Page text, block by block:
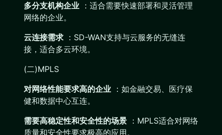
多分支机构企业 ：适合需要快速部署和灵活管理
网络的企业。
云连接需求 ：SD-WAN支持与云服务的无缝连
接，适合多云环境。
(二)MPLS
对网络性能要求高的企业 ：如金融交易、医疗保
健和数据中心互连。
需要高稳定性和安全性的场景 ：MPLS适合对网络
质量和安全性要求极高的应用。